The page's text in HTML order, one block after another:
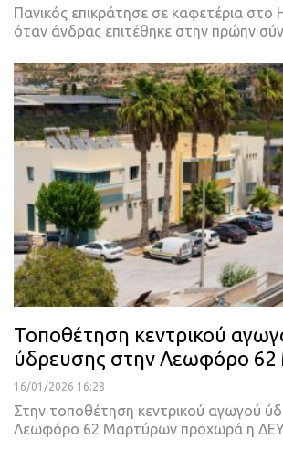
Πανικός επικράτησε σε καφετέρια στο
όταν άνδρας επιτέθηκε στην πρώην
Τοποθέτηση κεντρικού
ύδρευσης στην Λεωφόρο
16/01/2026 16:28
Στην τοποθέτηση κεντρικού αγωγού
Λεωφόρο 62 Μαρτύρων προχωρά η